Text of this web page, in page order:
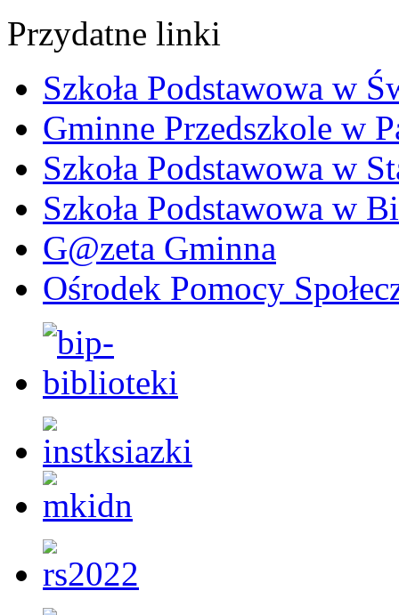
Przydatne linki
Szkoła Podstawowa w
Gminne Przedszkole w
Szkoła Podstawowa w
Szkoła Podstawowa w
G@zeta Gminna
Ośrodek Pomocy